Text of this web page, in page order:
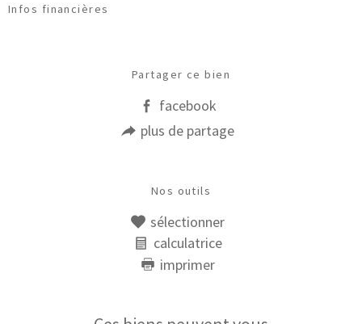
Infos financières
Partager ce bien
facebook
plus de partage
Nos outils
sélectionner
calculatrice
imprimer